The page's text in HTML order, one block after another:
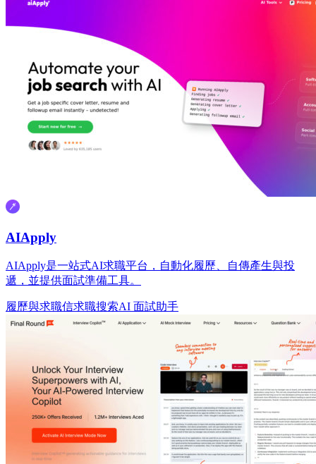
AIApply
AIApply是一站式AI求職平台，自動化履歷、自傳產生與投
遞，並提供面試準備工具。
履歷與求職信求職搜索AI 面試助手